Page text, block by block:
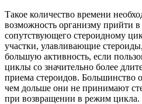
Такое количество времени
возможность организму прийти
сопутствующего стероидному
участки, улавливающие
большую активность, если
циклы со значительно более
приема стероидов. Большинство
чем дольше они не принимают
при возвращении в режим цикла.